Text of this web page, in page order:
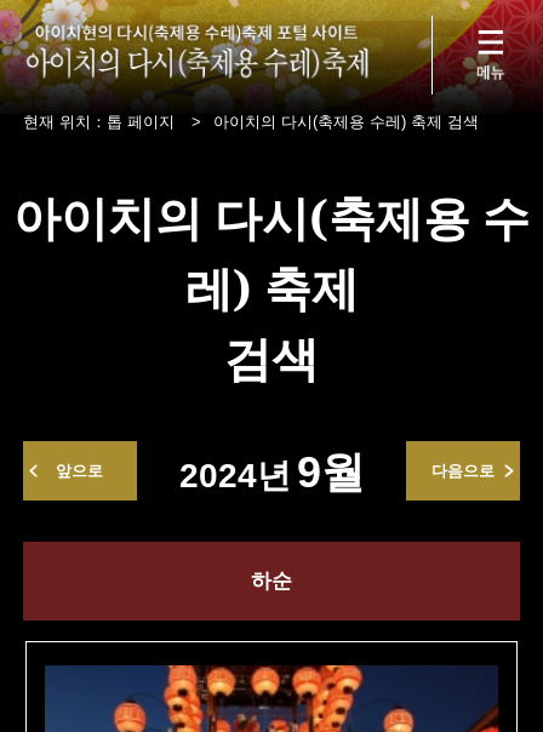
현재 위치： 톱 페이지 > 아이치의 다시(축제용 수레) 축제 검색
아이치의 다시(축제용 수
레) 축제
검색
앞으로 다음으로
2024년 9월
하순